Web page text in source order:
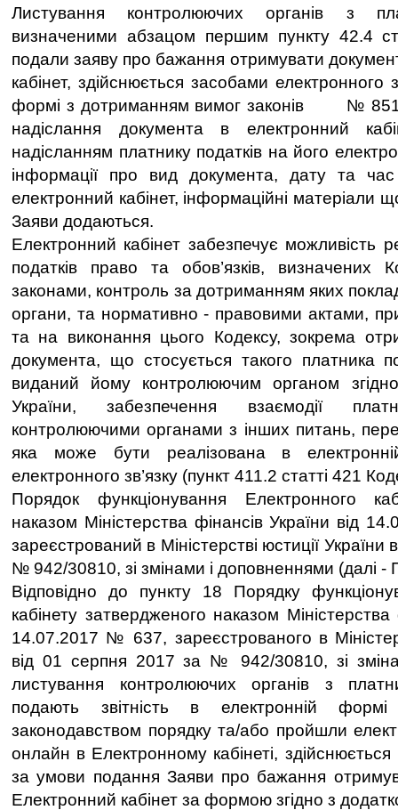
Листування контролюючих органів з
визначеними абзацом першим пункту 42.4
подали заяву про бажання отримувати
кабінет, здійснюється засобами електронного
формі з дотриманням вимог законів №
надіслання документа в електронний
надісланням платнику податків на його
інформації про вид документа, дату та
електронний кабінет, інформаційні матеріали
Заяви додаються.
Електронний кабінет забезпечує можливість
податків право та обов’язків, визначених
законами, контроль за дотриманням яких
органи, та нормативно - правовими актами,
та на виконання цього Кодексу, зокрема
документа, що стосується такого платника
виданий йому контролюючим органом
України, забезпечення взаємодії
контролюючими органами з інших питань,
яка може бути реалізована в
електронного зв’язку (пункт 411.2 статті 421
Порядок функціонування Електронного
наказом Міністерства фінансів України від
зареєстрований в Міністерстві юстиції
№ 942/30810, зі змінами і доповненнями (далі -
Відповідно до пункту 18 Порядку
кабінету затвердженого наказом Міністерства
14.07.2017 № 637, зареєстрованого в
від 01 серпня 2017 за № 942/30810, зі
листування контролюючих органів з
подають звітність в електронній
законодавством порядку та/або пройшли
онлайн в Електронному кабінеті,
за умови подання Заяви про бажання
Електронний кабінет за формою згідно з